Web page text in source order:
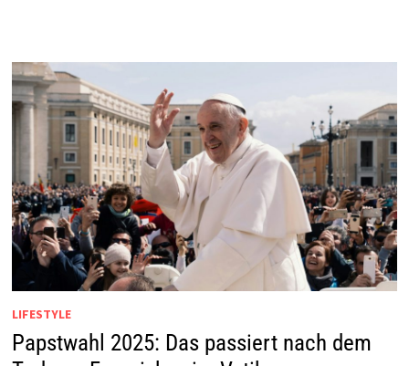
LIFESTYLE
Papstwahl 2025: Das passiert nach dem